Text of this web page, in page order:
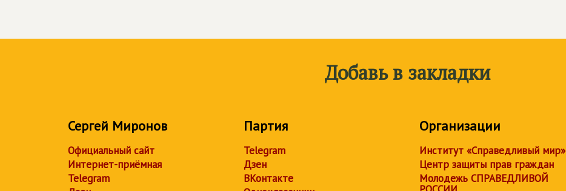
Добавь в закладки
Сергей Миронов
Официальный сайт
Интернет-приёмная
Telegram
Партия
Telegram
Дзен
ВКонтакте
Организации
Институт «Справедливый мир»
Центр защиты прав граждан
Молодежь СПРАВЕДЛИВОЙ